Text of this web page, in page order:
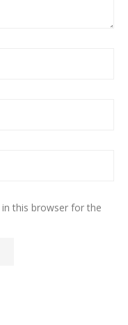
this browser for the